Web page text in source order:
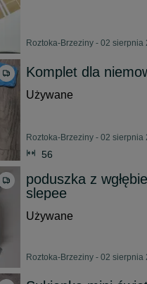
Roztoka-Brzeziny - 02 sierpnia
Komplet dla
Używane
Roztoka-Brzeziny - 02 sierpnia
56
poduszka z
slepee
Używane
Roztoka-Brzeziny - 02 sierpnia